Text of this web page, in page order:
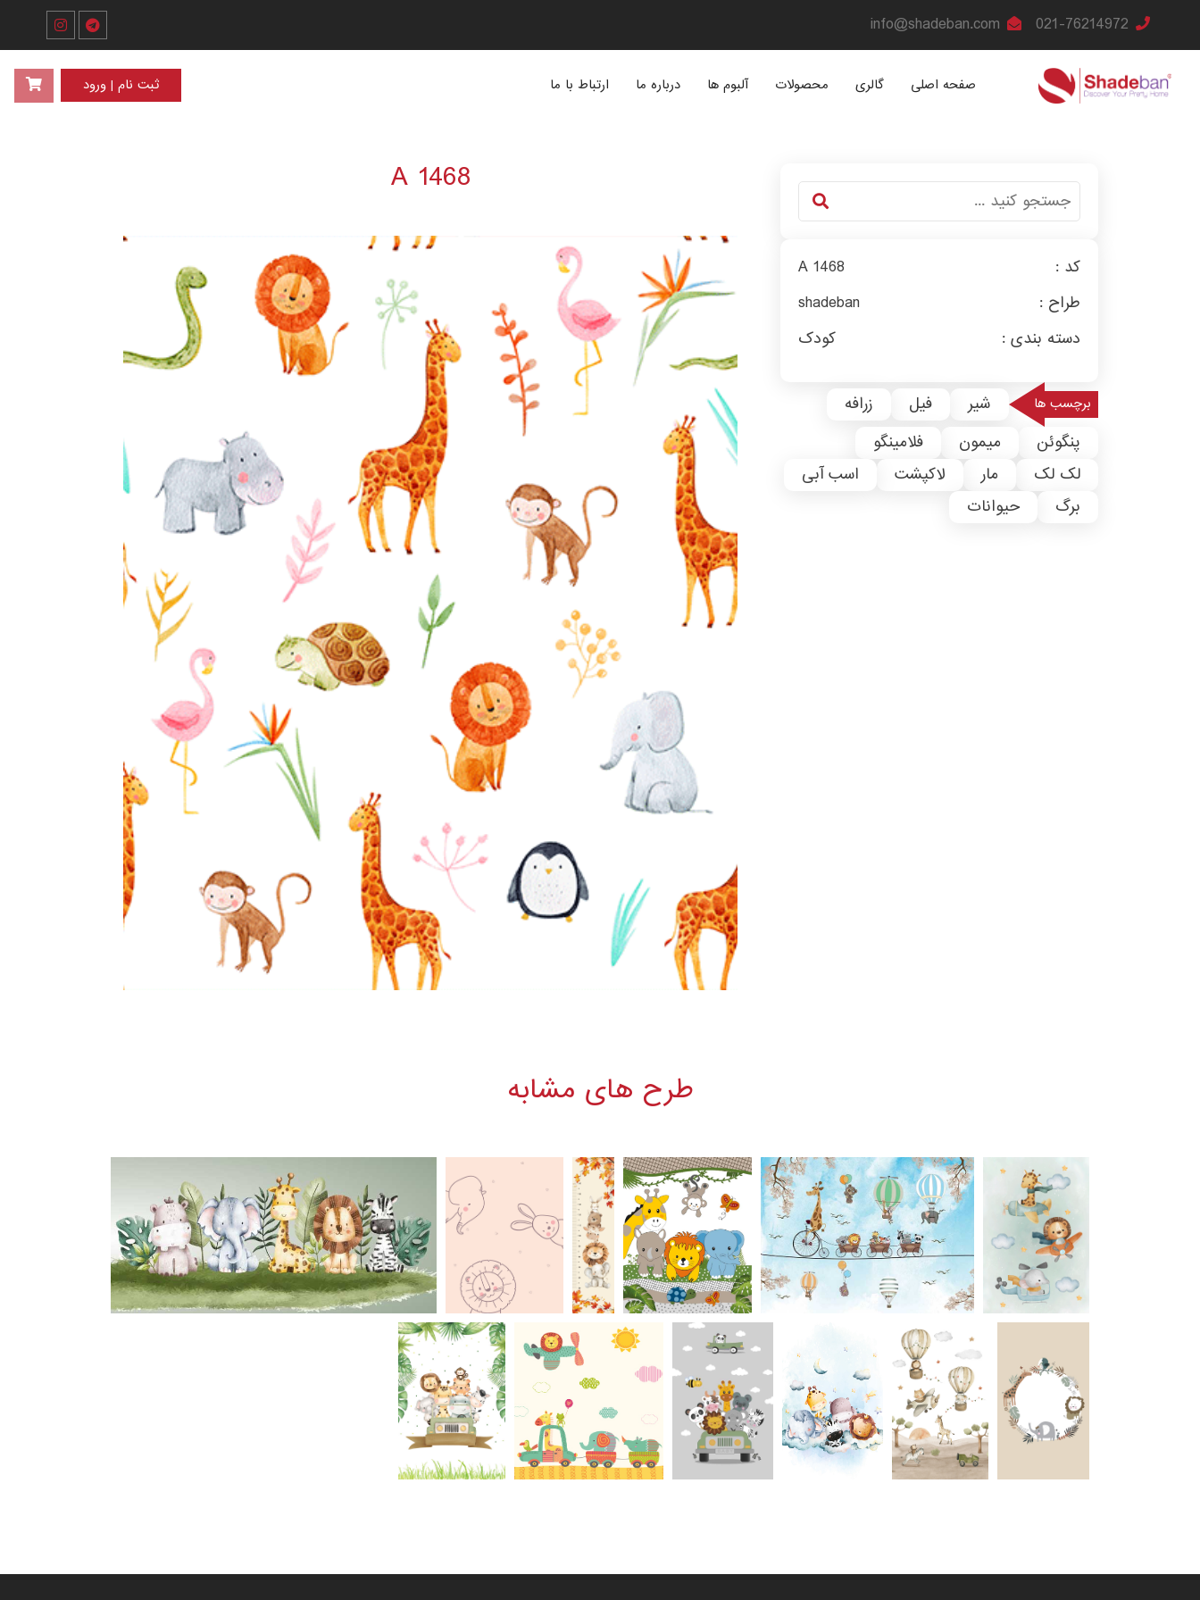
021-76214972
info@shadeban.com
صفحه اصلی گالری محصولات آلبوم ها درباره ما ارتباط با ما ثبت نام | ورود
A 1468
کد :
A 1468
طراح :
shadeban
دسته بندی :
کودک
برچسب ها شیر فیل
زرافه
پنگوئن
میمون
فلامینگو
لک لک
مار لاکپشت
اسب آبی
برگ
حیوانات
طرح های مشابه